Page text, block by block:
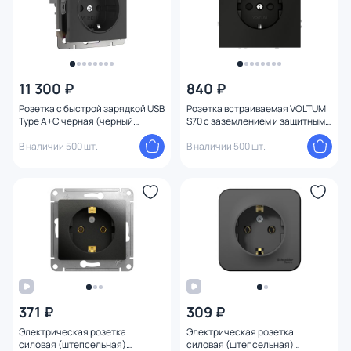
11 300 ₽
Розетка с быстрой зарядкой USB
Type A+С черная (черный
В наличии 500 шт.
840 ₽
Розетка встраиваемая VOLTUM
S70 с заземлением и защитными
матовый) VLS040208
В наличии 500 шт.
371 ₽
Электрическая розетка
силовая (штепсельная)
309 ₽
Электрическая розетка
силовая (штепсельная)